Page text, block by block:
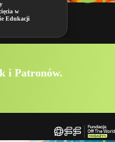
w
Edukacji
i Patronów.